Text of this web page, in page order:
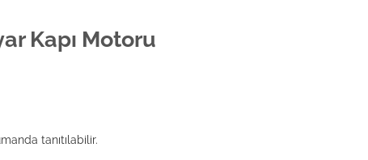
Kapı Motoru
tanıtılabilir.